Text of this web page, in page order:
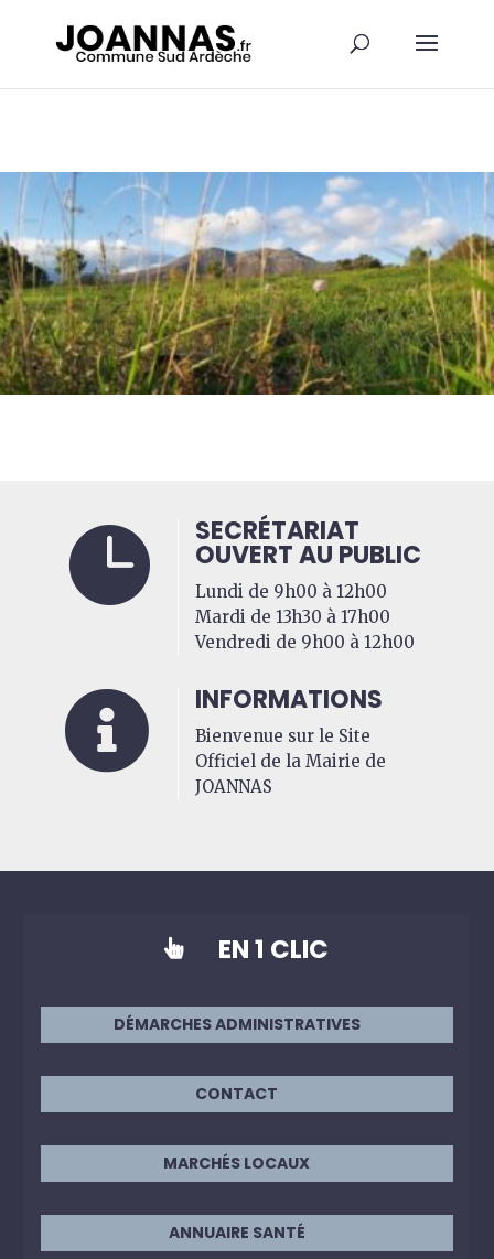
 SECRÉTARIAT
OUVERT AU PUBLIC
Lundi de 9h00 à 12h00
Mardi de 13h30 à 17h00
Vendredi de 9h00 à 12h00
 INFORMATIONS
Bienvenue sur le Site
Officiel de la Mairie de
JOANNAS
 EN 1 CLIC
DÉMARCHES ADMINISTRATIVES
CONTACT
MARCHÉS LOCAUX
ANNUAIRE SANTÉ